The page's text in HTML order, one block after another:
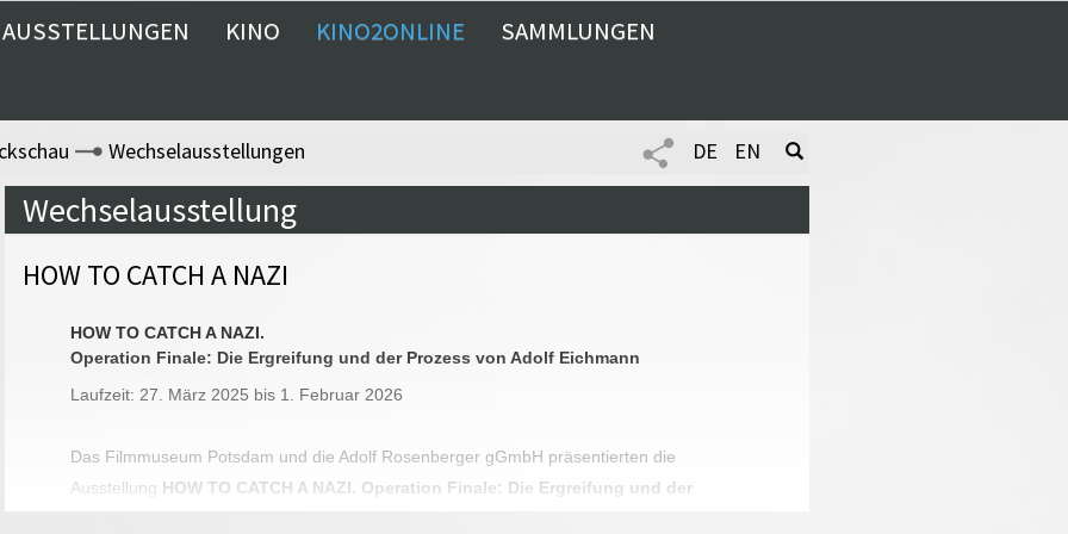
AUSSTELLUNGEN KINO KINO2ONLINE
SAMMLUNGEN
Wechselausstellungen DE EN
Wechselausstellung
HOW TO CATCH A NAZI
HOW TO CATCH A NAZI.
Operation Finale: Die Ergreifung und der Prozess von Adolf Eichmann
Laufzeit: 27. März 2025 bis 1. Februar 2026
Das Filmmuseum Potsdam und die Adolf Rosenberger gGmbH präsentierten die
Ausstellung HOW TO CATCH A NAZI. Operation Finale: Die Ergreifung und der